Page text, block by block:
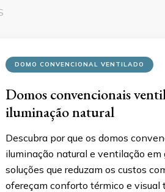
DOMO CONVENCIONAL VENTILADO
Domos convencionais
iluminação natural
Descubra por que os domos
iluminação natural e ventilação
soluções que reduzam os custos
ofereçam conforto térmico e visual